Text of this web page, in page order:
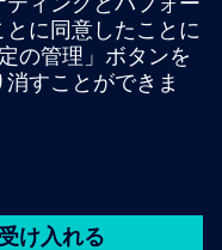
ますか？
ての詳細